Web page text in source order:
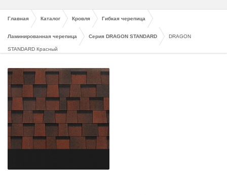
Главная Каталог Кровля Гибкая черепица
Ламинированная черепица Серия DRAGON STANDARD DRAGON
STANDARD Красный